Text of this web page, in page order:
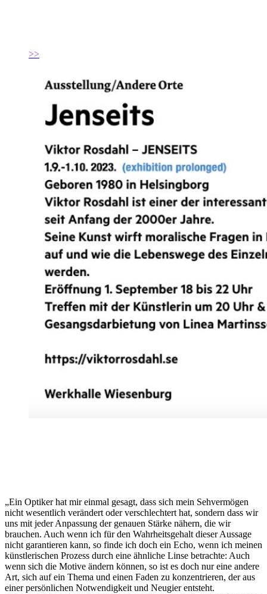
>>
„Ein Optiker hat mir einmal gesagt, dass sich mein Sehvermögen
nicht wesentlich verändert oder verschlechtert hat, sondern dass wir
uns mit jeder Anpassung der genauen Stärke nähern, die wir
brauchen. Auch wenn ich für den Wahrheitsgehalt dieser Aussage
nicht garantieren kann, so finde ich doch ein Echo, wenn ich meinen
künstlerischen Prozess durch eine ähnliche Linse betrachte: Auch
wenn sich die Motive ändern können, so ist es doch nur eine andere
Art, sich auf ein Thema und einen Faden zu konzentrieren, der aus
einer persönlichen Notwendigkeit und Neugier entsteht.